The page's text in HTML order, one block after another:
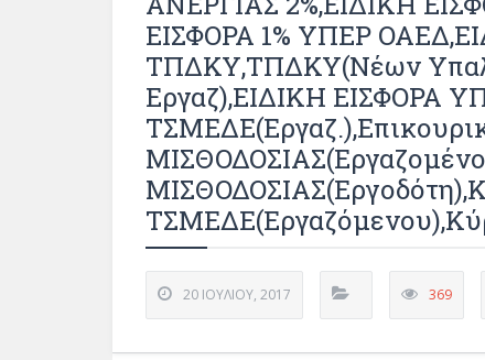
ΕΙΣΦΟΡΑ 1% ΥΠΕΡ
ΤΠΔΚΥ,ΤΠΔΚΥ(Νέων
Εργαζ),ΕΙΔΙΚΗ ΕΙΣΦΟΡΑ
20 ΙΟΥΛΊΟΥ, 2017 369